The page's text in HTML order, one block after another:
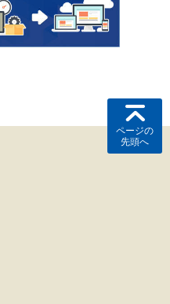
ページの
先頭へ